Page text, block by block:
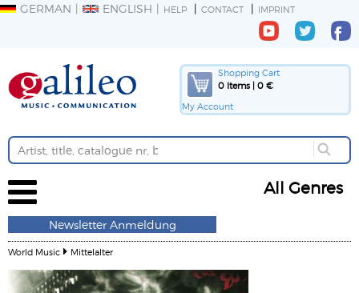
GERMAN ENGLISH HELP CONTACT IMPRINT
Shopping Cart
0 Items | 0 €
My Account
All Genres
Newsletter Anmeldung
World Music Mittelalter